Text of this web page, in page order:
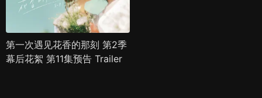
第一次遇见花香的那刻 第2季
幕后花絮 第11集预告 Trailer